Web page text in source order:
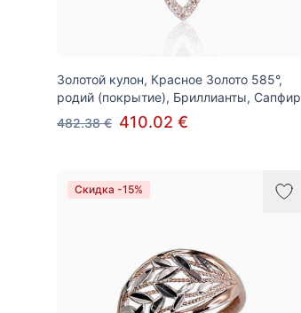
Золотой кулон, Красное Золото 585°,
родий (покрытие), Бриллианты, Сапфир
482.38 € 410.02 €
Скидка -15%